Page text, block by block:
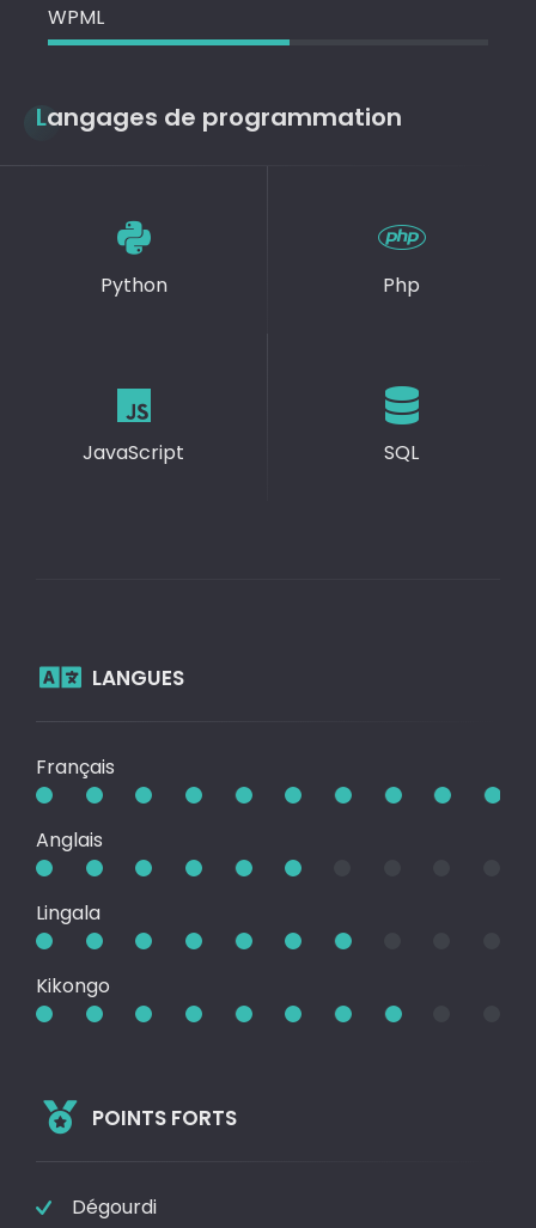
WPML
Langages de programmation
Python Php
JavaScript SQL
LANGUES
Français
Anglais
Lingala
Kikongo
POINTS FORTS
Dégourdi